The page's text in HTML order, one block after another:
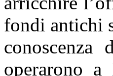
fondi antichi
operarono